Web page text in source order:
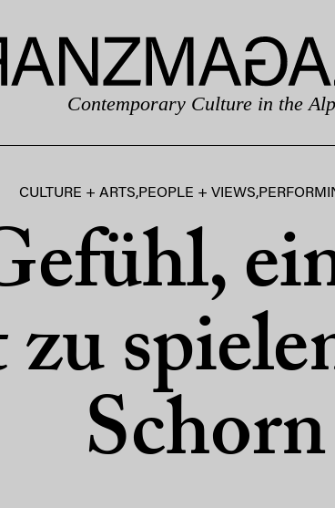
Contemporary Culture in the
CULTURE + ARTS,PEOPLE + VIEWS,
Schorn